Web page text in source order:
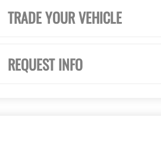
TRADE YOUR VEHICLE
REQUEST INFO